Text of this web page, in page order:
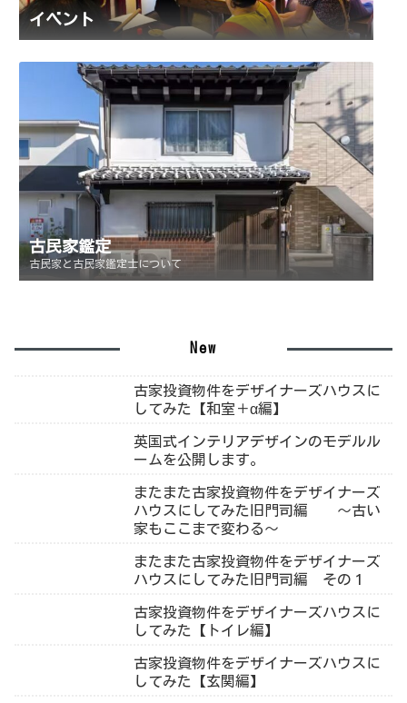
イベント
古民家鑑定
古民家と古民家鑑定士について
New
古家投資物件をデザイナーズハウスに
してみた【和室＋α編】
英国式インテリアデザインのモデルル
ームを公開します。
またまた古家投資物件をデザイナーズ
ハウスにしてみた旧門司編 ～古い
家もここまで変わる～
またまた古家投資物件をデザイナーズ
ハウスにしてみた旧門司編 その１
古家投資物件をデザイナーズハウスに
してみた【トイレ編】
古家投資物件をデザイナーズハウスに
してみた【玄関編】